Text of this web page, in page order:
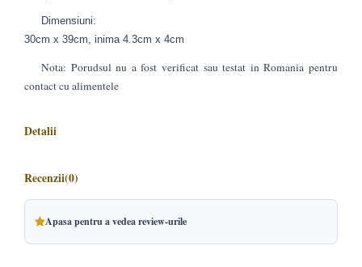
Dimensiuni:
30cm x 39cm, inima 4.3cm x 4cm
Nota: Porudsul nu a fost verificat sau testat in Romania pentru
contact cu alimentele
Detalii
Recenzii(0)
Apasa pentru a vedea review-urile